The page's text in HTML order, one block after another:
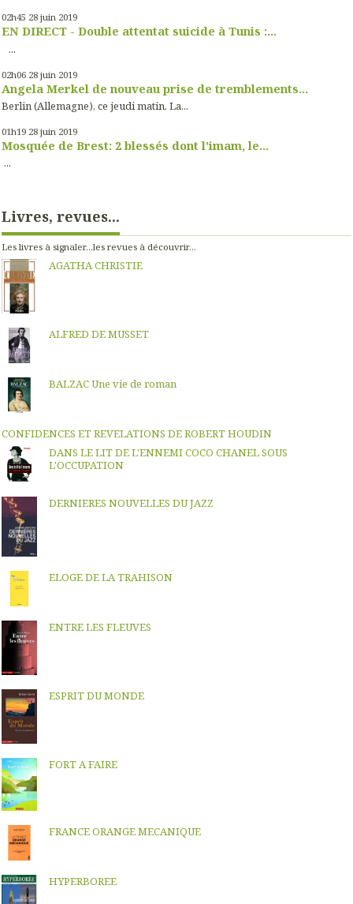
02h45 28 juin 2019
EN DIRECT - Double attentat suicide à Tunis :...
...
02h06 28 juin 2019
Angela Merkel de nouveau prise de tremblements...
Berlin (Allemagne), ce jeudi matin. La...
01h19 28 juin 2019
Mosquée de Brest: 2 blessés dont l'imam, le...
...
Livres, revues...
Les livres à signaler...les revues à découvrir...
AGATHA CHRISTIE
ALFRED DE MUSSET
BALZAC Une vie de roman
CONFIDENCES ET REVELATIONS DE ROBERT HOUDIN
DANS LE LIT DE L'ENNEMI COCO CHANEL SOUS
L'OCCUPATION
DERNIERES NOUVELLES DU JAZZ
ELOGE DE LA TRAHISON
ENTRE LES FLEUVES
ESPRIT DU MONDE
FORT A FAIRE
FRANCE ORANGE MECANIQUE
HYPERBOREE